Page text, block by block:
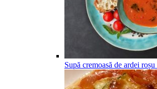
Supă cremoasă de ardei roșu